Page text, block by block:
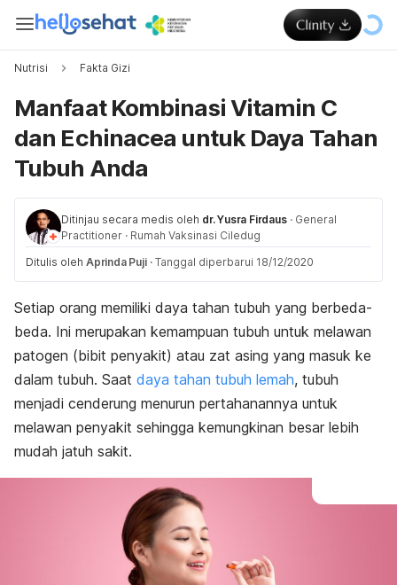
Nutrisi Fakta Gizi
Manfaat Kombinasi Vitamin C
dan Echinacea untuk Daya Tahan
Tubuh Anda
Ditinjau secara medis oleh dr. Yusra Firdaus · General
Practitioner · Rumah Vaksinasi Ciledug
Ditulis oleh Aprinda Puji · Tanggal diperbarui 18/12/2020
Setiap orang memiliki daya tahan tubuh yang berbeda-
beda. Ini merupakan kemampuan tubuh untuk melawan
patogen (bibit penyakit) atau zat asing yang masuk ke
dalam tubuh. Saat daya tahan tubuh lemah, tubuh
menjadi cenderung menurun pertahanannya untuk
melawan penyakit sehingga kemungkinan besar lebih
mudah jatuh sakit.